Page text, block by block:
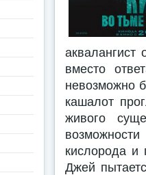
аквалангист
вместо
невозможно
кашалот
живого
кислорода и
Джей